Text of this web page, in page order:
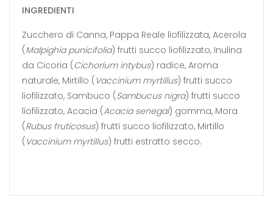
INGREDIENTI
Zucchero di Canna, Pappa Reale liofilizzata, Acerola
(Malpighia punicifolia) frutti succo liofilizzato, Inulina
da Cicoria (Cichorium intybus) radice, Aroma
naturale, Mirtillo ( Vaccinium myrtillus) frutti succo
liofilizzato, Sambuco (Sambucus nigra) frutti succo
liofilizzato, Acacia (Acacia senegal) gomma, Mora
(Rubus fruticosus) frutti succo liofilizzato, Mirtillo
( Vaccinium myrtillus) frutti estratto secco.